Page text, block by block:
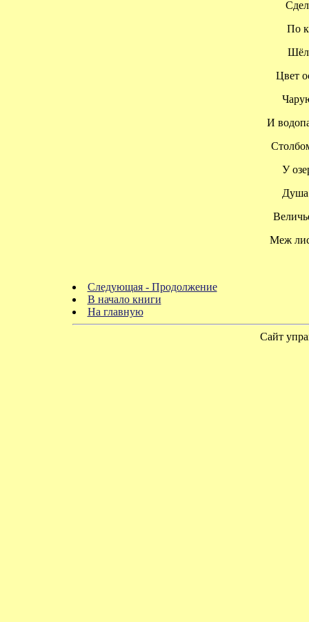
По
Шёл
Цвет
И
У
Душа
Меж
Следующая - Продолжение
В начало книги
На главную
Сайт